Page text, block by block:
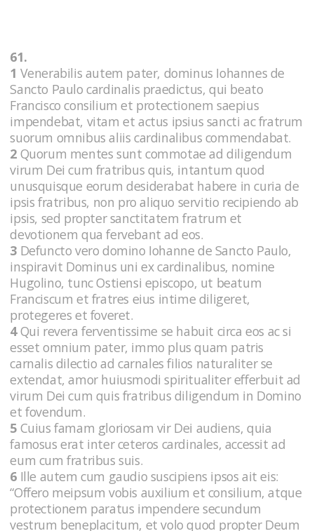
61.
1 Venerabilis autem pater, dominus Iohannes de
Sancto Paulo cardinalis praedictus, qui beato
Francisco consilium et protectionem saepius
impendebat, vitam et actus ipsius sancti ac fratrum
suorum omnibus aliis cardinalibus commendabat.
2 Quorum mentes sunt commotae ad diligendum
virum Dei cum fratribus quis, intantum quod
unusquisque eorum desiderabat habere in curia de
ipsis fratribus, non pro aliquo servitio recipiendo ab
ipsis, sed propter sanctitatem fratrum et
devotionem qua fervebant ad eos.
3 Defuncto vero domino Iohanne de Sancto Paulo,
inspiravit Dominus uni ex cardinalibus, nomine
Hugolino, tunc Ostiensi episcopo, ut beatum
Franciscum et fratres eius intime diligeret,
protegeres et foveret.
4Qui revera ferventissime se habuit circa eos ac si
esset omnium pater, immo plus quam patris
carnalis dilectio ad carnales filios naturaliter se
extendat, amor huiusmodi spiritualiter efferbuit ad
virum Dei cum quis fratribus diligendum in Domino
et fovendum.
5 Cuius famam gloriosam vir Dei audiens, quia
famosus erat inter ceteros cardinales, accessit ad
eum cum fratribus suis.
6 Ille autem cum gaudio suscipiens ipsos ait eis:
“Offero meipsum vobis auxilium et consilium, atque
protectionem paratus impendere secundum
vestrum beneplacitum, et volo quod propter Deum